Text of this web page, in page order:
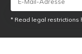
* Read legal restrictions